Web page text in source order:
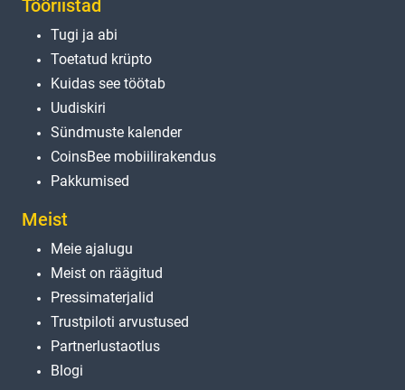
Tööriistad
Tugi ja abi
Toetatud krüpto
Kuidas see töötab
Uudiskiri
Sündmuste kalender
CoinsBee mobiilirakendus
Pakkumised
Meist
Meie ajalugu
Meist on räägitud
Pressimaterjalid
Trustpiloti arvustused
Partnerlustaotlus
Blogi